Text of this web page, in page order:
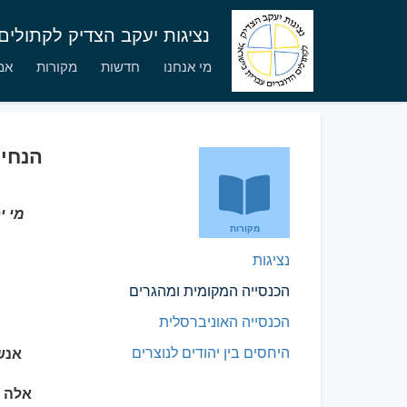
נציגות יעקב הצדיק
מי אנחנו חדשות מקורות
מקורות
נציגות
הכנסייה המקומית ומהגרים
הכנסייה האוניברסלית
היחסים בין יהודים לנוצרים
מי